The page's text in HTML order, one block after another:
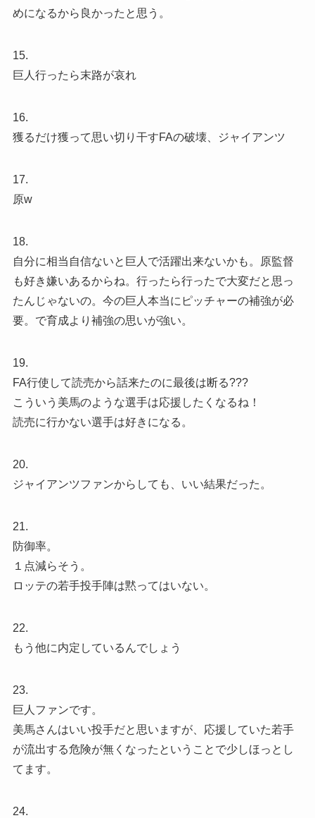
めになるから良かったと思う。
15.
巨人行ったら末路が哀れ
16.
獲るだけ獲って思い切り干すFAの破壊、ジャイアンツ
17.
原w
18.
自分に相当自信ないと巨人で活躍出来ないかも。原監督
も好き嫌いあるからね。行ったら行ったで大変だと思っ
たんじゃないの。今の巨人本当にピッチャーの補強が必
要。で育成より補強の思いが強い。
19.
FA行使して読売から話来たのに最後は断る???
こういう美馬のような選手は応援したくなるね！
読売に行かない選手は好きになる。
20.
ジャイアンツファンからしても、いい結果だった。
21.
防御率。
１点減らそう。
ロッテの若手投手陣は黙ってはいない。
22.
もう他に内定しているんでしょう
23.
巨人ファンです。
美馬さんはいい投手だと思いますが、応援していた若手
が流出する危険が無くなったということで少しほっとし
てます。
24.